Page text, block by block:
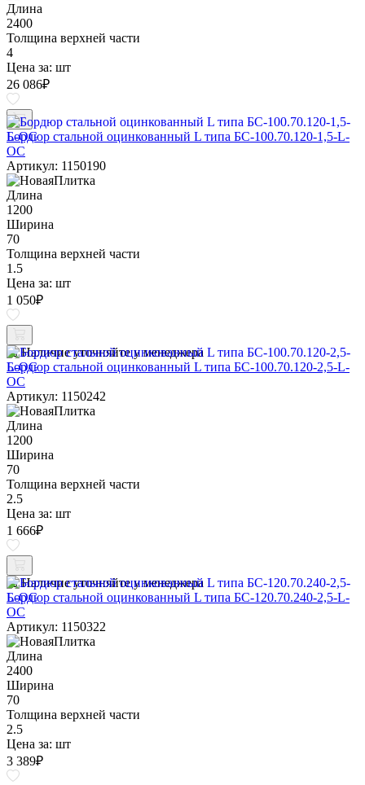
Длина
2400
Толщина верхней части
4
Цена за: шт
26 086₽
Бордюр стальной оцинкованный L типа БС-100.70.120-1,5-L-
ОС
Артикул: 1150190
Длина
1200
Ширина
70
Толщина верхней части
1.5
Цена за: шт
1 050₽
Наличие уточняйте у менеджера
Бордюр стальной оцинкованный L типа БС-100.70.120-2,5-L-
ОС
Артикул: 1150242
Длина
1200
Ширина
70
Толщина верхней части
2.5
Цена за: шт
1 666₽
Наличие уточняйте у менеджера
Бордюр стальной оцинкованный L типа БС-120.70.240-2,5-L-
ОС
Артикул: 1150322
Длина
2400
Ширина
70
Толщина верхней части
2.5
Цена за: шт
3 389₽